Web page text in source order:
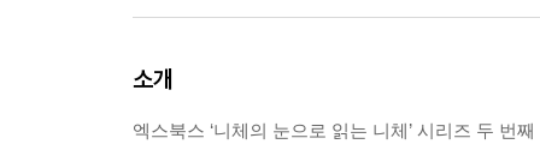
소개
엑스북스 ‘니체의 눈으로 읽는 니체’ 시리즈 두 번